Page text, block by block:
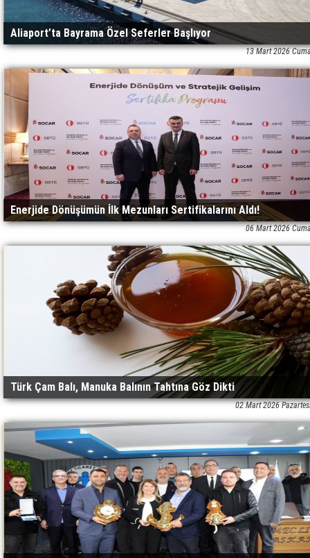
Aliaport’ta Bayrama Özel Seferler Başlıyor
13 Mart 2026
Enerjide Dönüşümün İlk Mezunları Sertifikalarını Aldı!
06 Mart 2026
Türk Çam Balı, Manuka Balının Tahtına Göz Dikti
02 Mart 2026